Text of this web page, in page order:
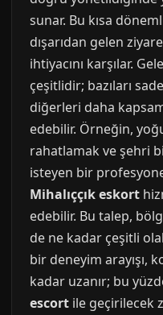
sunar. Bu kısa
dışarıdan gelen
ihtiyacını karşılar.
çeşitlidir; bazıları
diğerleri daha
edebilir. Örneğin,
rahatlamak ve şehri
isteyen bir
Mihalıççık eskort
edebilir. Bu talep,
de ne kadar çeşitli
bir deneyim arayışı,
kadar uzanır; bu
escort ile geçirilecek